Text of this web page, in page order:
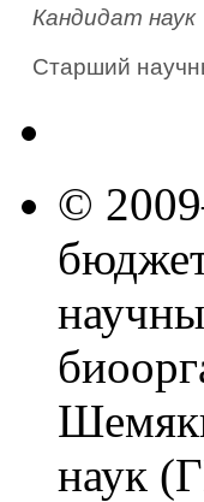
Кандидат наук
Старший
©
наук